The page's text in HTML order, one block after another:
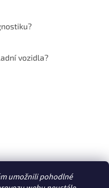
umožnili pohodlné
vozidla?